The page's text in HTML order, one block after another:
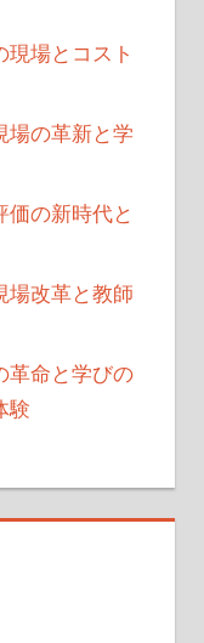
場とコスト
場の革新と学
価の新時代と
場改革と教師
革命と学びの
験